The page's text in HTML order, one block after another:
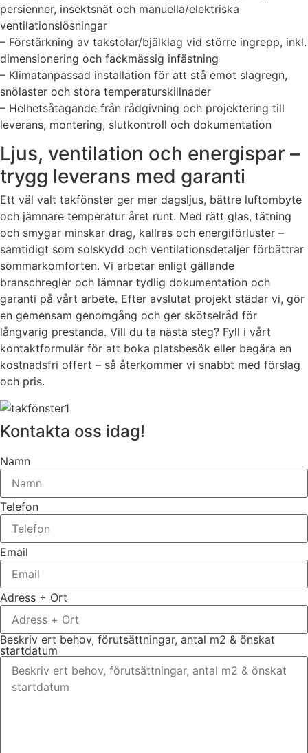
persienner, insektsnät och manuella/elektriska
ventilationslösningar
– Förstärkning av takstolar/bjälklag vid större ingrepp, inkl.
dimensionering och fackmässig infästning
– Klimatanpassad installation för att stå emot slagregn,
snölaster och stora temperaturskillnader
– Helhetsåtagande från rådgivning och projektering till
leverans, montering, slutkontroll och dokumentation
Ljus, ventilation och energispar –
trygg leverans med garanti
Ett väl valt takfönster ger mer dagsljus, bättre luftombyte
och jämnare temperatur året runt. Med rätt glas, tätning
och smygar minskar drag, kallras och energiförluster –
samtidigt som solskydd och ventilationsdetaljer förbättrar
sommarkomforten. Vi arbetar enligt gällande
branschregler och lämnar tydlig dokumentation och
garanti på vårt arbete. Efter avslutat projekt städar vi, gör
en gemensam genomgång och ger skötselråd för
långvarig prestanda. Vill du ta nästa steg? Fyll i vårt
kontaktformulär för att boka platsbesök eller begära en
kostnadsfri offert – så återkommer vi snabbt med förslag
och pris.
Kontakta oss idag!
Namn
Telefon
Email
Adress + Ort
Beskriv ert behov, förutsättningar, antal m2 & önskat
startdatum